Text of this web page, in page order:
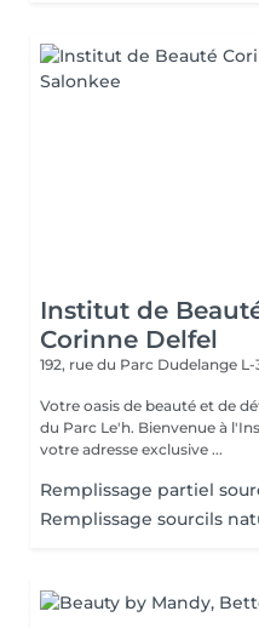
Institut de
Corinne Delfel
192, rue du Parc Dudelange L-
Votre oasis de beauté et de
du Parc Le'h. Bienvenue à l'Institut de Beauté Corinne Delfel,
votre adresse exclusive ...
Remplissage partiel
Remplissage sourcils